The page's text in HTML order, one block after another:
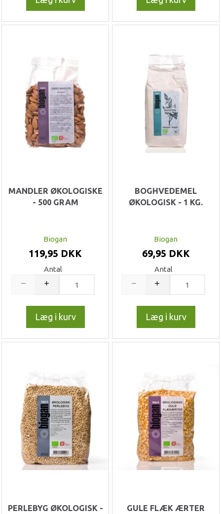
MANDLER ØKOLOGISKE
- 500 GRAM
Biogan
119,95 DKK
Antal
Læg i kurv
BOGHVEDEMEL
ØKOLOGISK - 1 KG.
Biogan
69,95 DKK
Antal
Læg i kurv
PERLEBYG ØKOLOGISK -
GULE FLÆK ÆRTER